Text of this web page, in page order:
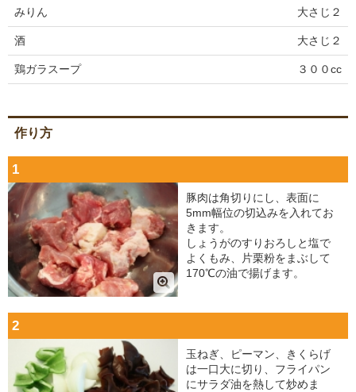
みりん 大さじ２
酒 大さじ２
鶏ガラスープ ３００cc
作り方
1
豚肉は角切りにし、表面に
5mm幅位の切込みを入れてお
きます。
しょうがのすりおろしと塩で
よくもみ、片栗粉をまぶして
170℃の油で揚げます。
2
玉ねぎ、ピーマン、きくらげ
は一口大に切り、フライパン
にサラダ油を熱して炒めま